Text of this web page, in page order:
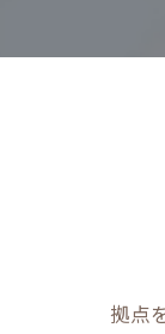
拠点